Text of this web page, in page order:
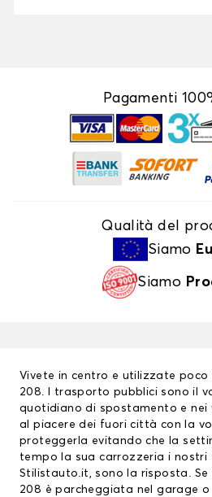
Pagamenti
Qualità del
Siamo
Siamo
Vivete in centro e utilizzate poco
208. I trasporto pubblici sono il
quotidiano di spostamento e nei
al piacere dei fuori città con la
proteggerla evitando che la
tempo la sua carrozzeria i nostri
Stilistauto.it, sono la risposta. Se
208 è parcheggiata nel garage o